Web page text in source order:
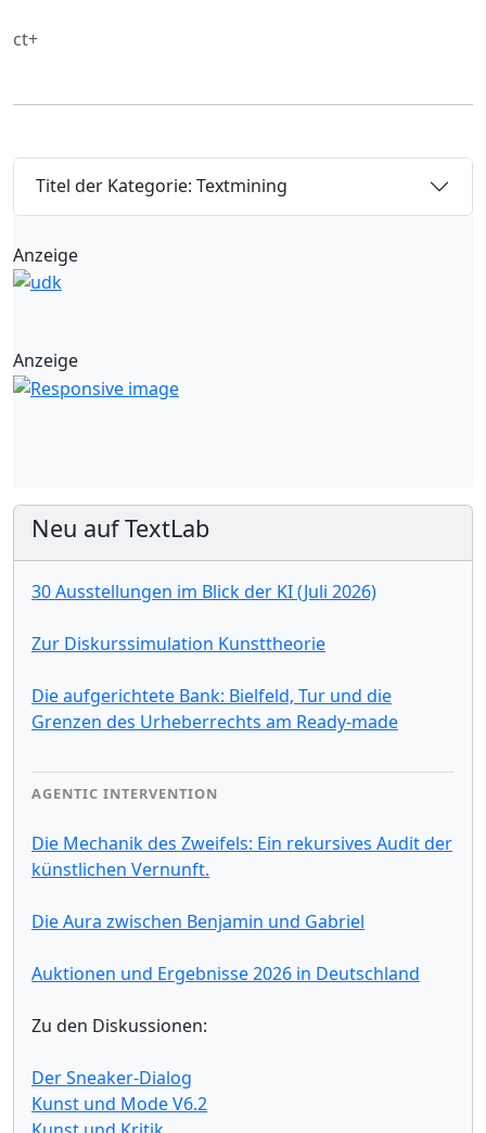
ct+
Titel der Kategorie: Textmining
Anzeige
Anzeige
Neu auf TextLab
30 Ausstellungen im Blick der KI (Juli 2026)
Zur Diskurssimulation Kunsttheorie
Die aufgerichtete Bank: Bielfeld, Tur und die
Grenzen des Urheberrechts am Ready-made
AGENTIC INTERVENTION
Die Mechanik des Zweifels: Ein rekursives Audit der
künstlichen Vernunft.
Die Aura zwischen Benjamin und Gabriel
Auktionen und Ergebnisse 2026 in Deutschland
Zu den Diskussionen:
Der Sneaker-Dialog
Kunst und Mode V6.2